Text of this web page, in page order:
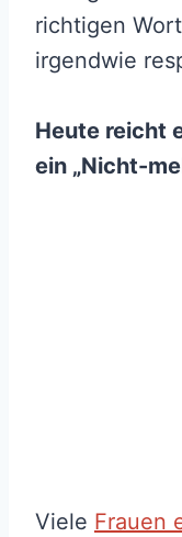
richtigen
irgendwie
Heute reicht
ein „Nicht-
Viele Frauen